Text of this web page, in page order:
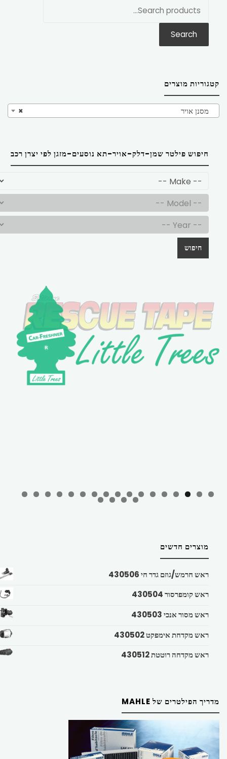
Search
קטגוריות מוצרים
× מסנן אויר
חיפוש פילטר שמן-דלק-אויר-תא נוסעים-מזגן לפי יצרן רכב
חיפוש
מוצרים חדשים
ראש חרמש/גוזם גדר חי 430506
ראש קומפרסור 430504
ראש מסור אנכי 430503
ראש מקדחת אימפקט 430502
ראש מקדחה רוטטת 430512
מדריך הפילטרים של MAHLE